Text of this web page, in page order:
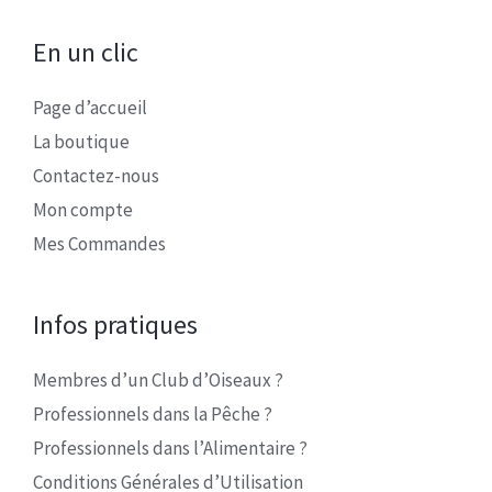
En un clic
Page d’accueil
La boutique
Contactez-nous
Mon compte
Mes Commandes
Infos pratiques
Membres d’un Club d’Oiseaux ?
Professionnels dans la Pêche ?
Professionnels dans l’Alimentaire ?
Conditions Générales d’Utilisation